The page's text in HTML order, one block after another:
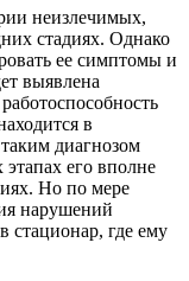
неизлечимых,
стадиях. Однако
ее симптомы и
выявлена
в
диагнозом
его вполне
Но по мере
нарушений
стационар, где ему